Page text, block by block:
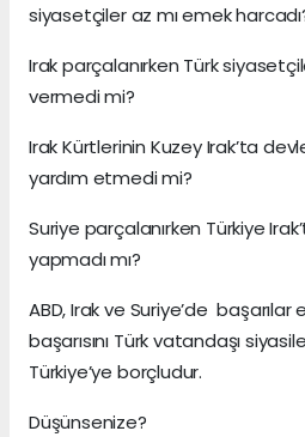
siyasetçiler az mı emek
Irak parçalanırken Türk
vermedi mi?
Irak Kürtlerinin Kuzey Irak’ta
yardım etmedi mi?
Suriye parçalanırken Türkiye
yapmadı mı?
ABD, Irak ve Suriye’de
başarısını Türk vatandaşı
Türkiye’ye borçludur.
Düşünsenize?